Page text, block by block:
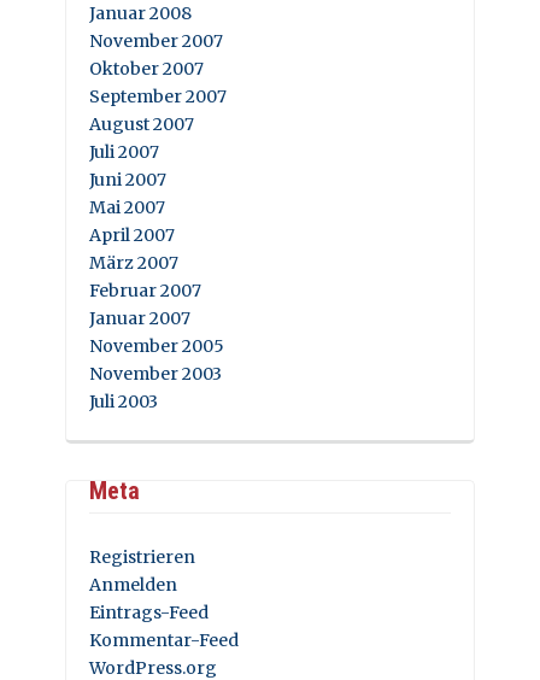
Januar 2008
November 2007
Oktober 2007
September 2007
August 2007
Juli 2007
Juni 2007
Mai 2007
April 2007
März 2007
Februar 2007
Januar 2007
November 2005
November 2003
Juli 2003
Meta
Registrieren
Anmelden
Eintrags-Feed
Kommentar-Feed
WordPress.org